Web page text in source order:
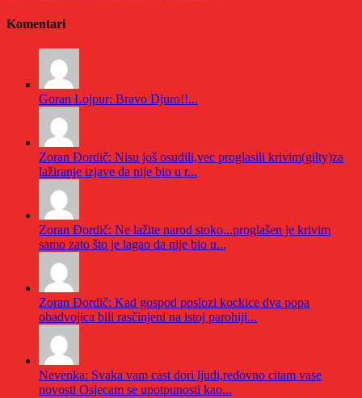
Komentari
Goran Lojpur: Bravo Djuro!!...
Zoran Đordič: Nisu još osudili,vec proglasili krivim(gilty)za
lažiranje izjave da nije bio u r...
Zoran Đordič: Ne lažite narod stoko...proglašen je krivim
samo zato što je lagao da nije bio u...
Zoran Đordič: Kad gospod poslozi kockice dva popa
obadvojica bili rasčinjeni na istoj parohiji...
Nevenka: Svaka vam cast dori ljudi,redovno citam vase
novosti Osjecam se upotpunosti kao...